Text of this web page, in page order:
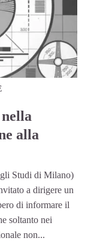
alla
Studi di Milano)
a dirigere un
di informare il
soltanto nei
non...